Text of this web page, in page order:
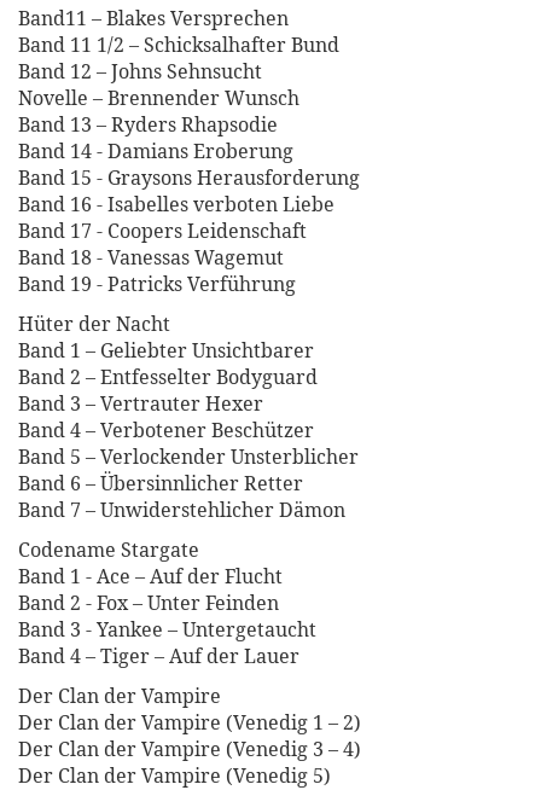
Band11 – Blakes Versprechen
Band 11 1/2 – Schicksalhafter Bund
Band 12 – Johns Sehnsucht
Novelle – Brennender Wunsch
Band 13 – Ryders Rhapsodie
Band 14 - Damians Eroberung
Band 15 - Graysons Herausforderung
Band 16 - Isabelles verboten Liebe
Band 17 - Coopers Leidenschaft
Band 18 - Vanessas Wagemut
Band 19 - Patricks Verführung
Hüter der Nacht
Band 1 – Geliebter Unsichtbarer
Band 2 – Entfesselter Bodyguard
Band 3 – Vertrauter Hexer
Band 4 – Verbotener Beschützer
Band 5 – Verlockender Unsterblicher
Band 6 – Übersinnlicher Retter
Band 7 – Unwiderstehlicher Dämon
Codename Stargate
Band 1 - Ace – Auf der Flucht
Band 2 - Fox – Unter Feinden
Band 3 - Yankee – Untergetaucht
Band 4 – Tiger – Auf der Lauer
Der Clan der Vampire
Der Clan der Vampire (Venedig 1 – 2)
Der Clan der Vampire (Venedig 3 – 4)
Der Clan der Vampire (Venedig 5)